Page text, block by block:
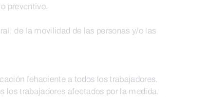
preventivo.
de la movilidad de las personas y/o las
fehaciente a todos los trabajadores.
los trabajadores afectados por la medida.